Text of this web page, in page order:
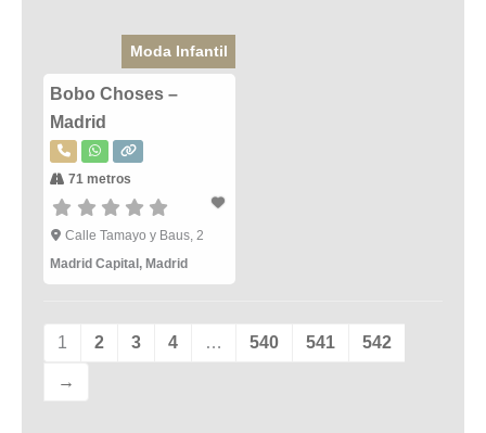
Moda Infantil
Bobo Choses –
Madrid
71 metros
Calle Tamayo y Baus, 2
Madrid Capital , Madrid
1 2 3 4 … 540 541 542
→